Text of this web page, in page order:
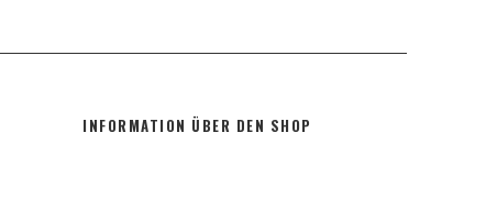
INFORMATION ÜBER DEN SHOP